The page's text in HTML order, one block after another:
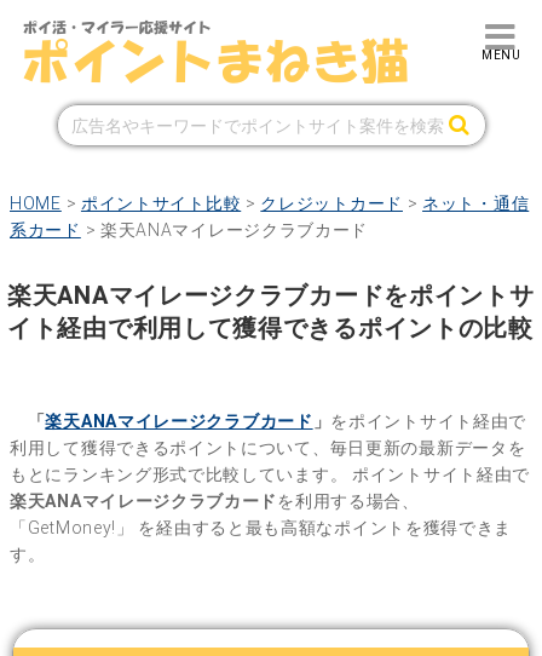
HOME > ポイントサイト比較 > クレジットカード > ネット・通信
系カード > 楽天ANAマイレージクラブカード
楽天ANAマイレージクラブカードをポイントサ
イト経由で利用して獲得できるポイントの比較
「楽天ANAマイレージクラブカード 」 をポイントサイト経由で
利用して獲得できるポイントについて、毎日更新の最新データを
もとにランキング形式で比較しています。 ポイントサイト経由で
楽天ANAマイレージクラブカードを利用する場合、
「GetMoney!」
を経由すると最も高額なポイントを獲得できま
す。